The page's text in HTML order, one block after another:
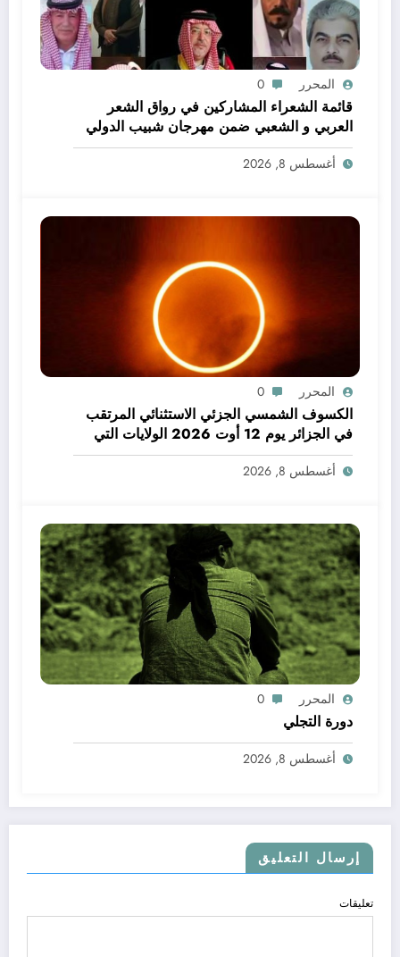
المحرر 0
قائمة الشعراء المشاركين في رواق الشعر
العربي و الشعبي ضمن مهرجان شبيب الدولي
للثقافة و الفنون
أغسطس 8, 2026
المحرر 0
الكسوف الشمسي الجزئي الاستثنائي المرتقب
في الجزائر يوم 12 أوت 2026 الولايات التي
يمكن فيها مشاهدة الكسوف
أغسطس 8, 2026
المحرر 0
دورة التجلي
أغسطس 8, 2026
إرسال التعليق
تعليقات